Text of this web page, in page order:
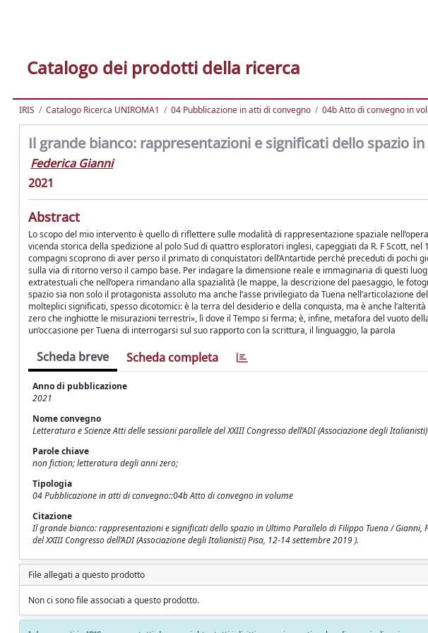
Catalogo dei prodotti della ricerca
IRIS Catalogo Ricerca UNIROMA1 04 Pubblicazione in atti di convegno 04b Atto di convegno in
Il grande bianco: rappresentazioni e significati dello spazio
Federica Gianni
2021
Abstract
Lo scopo del mio intervento è quello di riflettere sulle modalità di rappresentazione spaziale
vicenda storica della spedizione al polo Sud di quattro esploratori inglesi, capeggiati da R. F Scott,
compagni scoprono di aver perso il primato di conquistatori dell’Antartide perché preceduti di pochi
sulla via di ritorno verso il campo base. Per indagare la dimensione reale e immaginaria di questi
extratestuali che nell’opera rimandano alla spazialità (le mappe, la descrizione del paesaggio, le
spazio sia non solo il protagonista assoluto ma anche l’asse privilegiato da Tuena nell’articolazione
molteplici significati, spesso dicotomici: è la terra del desiderio e della conquista, ma è anche
zero che inghiotte le misurazioni terrestri», lì dove il Tempo si ferma; è, infine, metafora del vuoto
un’occasione per Tuena di interrogarsi sul suo rapporto con la scrittura, il linguaggio, la parola
Scheda breve Scheda completa
Anno di pubblicazione
2021
Nome convegno
Letteratura e Scienze Atti delle sessioni parallele del XXIII Congresso dell’ADI (Associazione degli Italianisti)
Parole chiave
non fiction; letteratura degli anni zero;
Tipologia
04 Pubblicazione in atti di convegno::04b Atto di convegno in volume
Citazione
Il grande bianco: rappresentazioni e significati dello spazio in Ultimo Parallelo di Filippo Tuena / Gianni,
del XXIII Congresso dell’ADI (Associazione degli Italianisti) Pisa, 12-14 settembre 2019 ).
File allegati a questo prodotto
Non ci sono file associati a questo prodotto.